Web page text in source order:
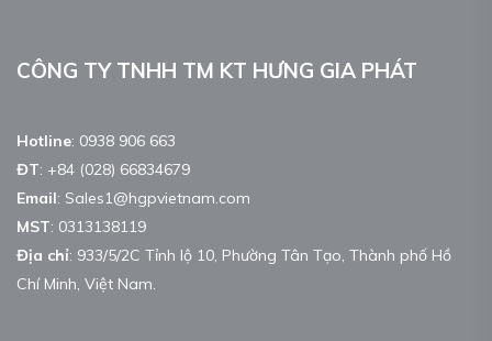
CÔNG TY TNHH TM KT HƯNG GIA PHÁT
Hotline: 0938 906 663
ĐT: +84 (028) 66834679
Email: Sales1@hgpvietnam.com
MST: 0313138119
Địa chỉ: 933/5/2C Tỉnh lộ 10, Phường Tân Tạo, Thành phố Hồ
Chí Minh, Việt Nam.